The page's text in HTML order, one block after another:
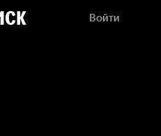
Войти